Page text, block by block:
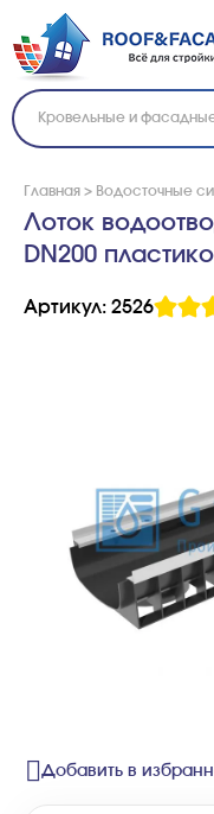
Главная > Водосточные
Лоток
DN200
Артикул: 2526
Добавить в